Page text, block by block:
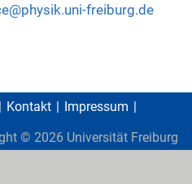
freiburg.de
Kontakt
Impressum
© 2026 Universität Freiburg